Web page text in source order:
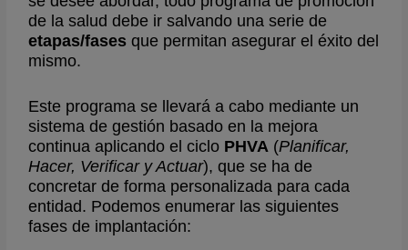
de la salud debe ir salvando una serie de
etapas/fases que permitan asegurar el éxito del
mismo.
Este programa se llevará a cabo mediante un
sistema de gestión basado en la mejora
continua aplicando el ciclo PHVA (Planificar,
Hacer, Verificar y Actuar), que se ha de
concretar de forma personalizada para cada
entidad. Podemos enumerar las siguientes
fases de implantación: